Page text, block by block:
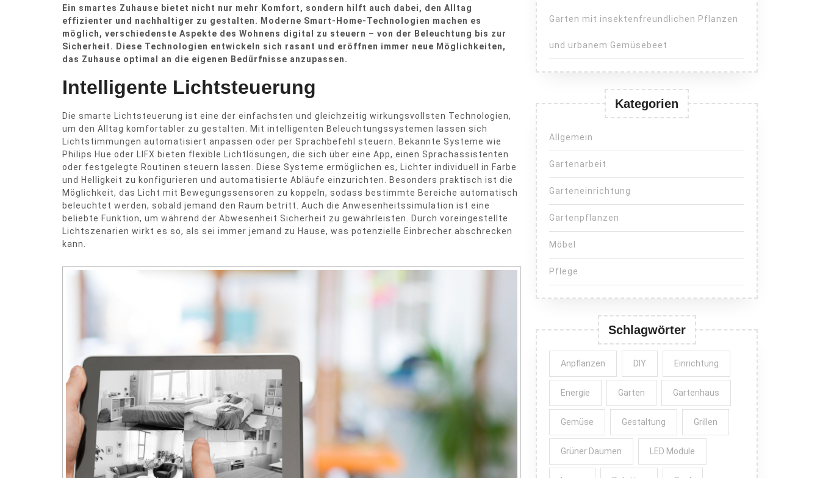
Ein smartes Zuhause bietet nicht nur mehr Komfort, sondern hilft auch dabei, den Alltag
effizienter und nachhaltiger zu gestalten. Moderne Smart-Home-Technologien machen es
möglich, verschiedenste Aspekte des Wohnens digital zu steuern – von der Beleuchtung bis zur
Sicherheit. Diese Technologien entwickeln sich rasant und eröffnen immer neue Möglichkeiten,
das Zuhause optimal an die eigenen Bedürfnisse anzupassen.
Intelligente Lichtsteuerung
Die smarte Lichtsteuerung ist eine der einfachsten und gleichzeitig wirkungsvollsten Technologien,
um den Alltag komfortabler zu gestalten. Mit intelligenten Beleuchtungssystemen lassen sich
Lichtstimmungen automatisiert anpassen oder per Sprachbefehl steuern. Bekannte Systeme wie
Philips Hue oder LIFX bieten flexible Lichtlösungen, die sich über eine App, einen Sprachassistenten
oder festgelegte Routinen steuern lassen. Diese Systeme ermöglichen es, Lichter individuell in Farbe
und Helligkeit zu konfigurieren und automatisierte Abläufe einzurichten. Besonders praktisch ist die
Möglichkeit, das Licht mit Bewegungssensoren zu koppeln, sodass bestimmte Bereiche automatisch
beleuchtet werden, sobald jemand den Raum betritt. Auch die Anwesenheitssimulation ist eine
beliebte Funktion, um während der Abwesenheit Sicherheit zu gewährleisten. Durch voreingestellte
Lichtszenarien wirkt es so, als sei immer jemand zu Hause, was potenzielle Einbrecher abschrecken
kann.
Garten mit insektenfreundlichen Pflanzen
und urbanem Gemüsebeet
Kategorien
Allgemein
Gartenarbeit
Garteneinrichtung
Gartenpflanzen
Möbel
Pflege
Schlagwörter
Anpflanzen DIY Einrichtung
Energie Garten Gartenhaus
Gemüse Gestaltung Grillen
Grüner Daumen LED Module